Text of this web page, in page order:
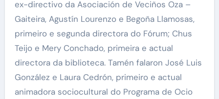
ex-directivo da Asociación de Veciños Oza –
Gaiteira, Agustín Lourenzo e Begoña Llamosas,
primeiro e segunda directora do Fórum; Chus
Teijo e Mery Conchado, primeira e actual
directora da biblioteca. Tamén falaron José Luis
González e Laura Cedrón, primeiro e actual
animadora sociocultural do Programa de Ocio